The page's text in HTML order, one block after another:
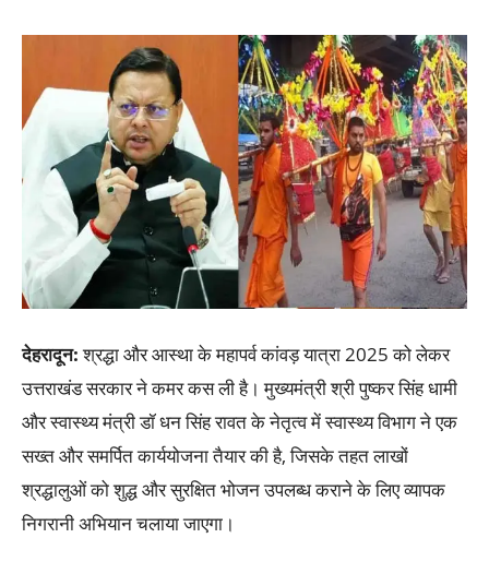
देहरादून:श्रद्धा और आस्था के महापर्व कांवड़ यात्रा 2025 को लेकर
उत्तराखंड सरकार ने कमर कस ली है। मुख्यमंत्री श्री पुष्कर सिंह धामी
और स्वास्थ्य मंत्री डॉ धन सिंह रावत के नेतृत्व में स्वास्थ्य विभाग ने एक
सख्त और समर्पित कार्ययोजना तैयार की है, जिसके तहत लाखों
श्रद्धालुओं को शुद्ध और सुरक्षित भोजन उपलब्ध कराने के लिए व्यापक
निगरानी अभियान चलाया जाएगा।